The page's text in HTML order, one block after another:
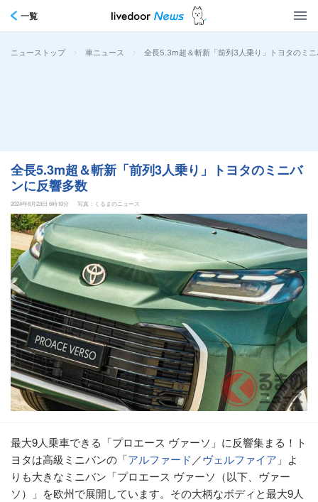
一覧
ニューストップ > 車ニュース > 全長5.3m超＆斬新「前列3人乗り」トヨタのミ
全長5.3m超＆斬新「前列3人乗り」トヨタのミニバ
ンに反響多数
2024年8月23日 6時10分 写真：くるまのニュース
最大9人乗車できる「プロエース ヴァーソ」に反響集まる！ト
ヨタは高級ミニバンの「アルファード／ヴェルファイア 」よ
りも大きなミニバン「プロエース ヴァーソ（以下、ヴァー
ソ）」を欧州で展開しています。その大柄なボディと最大9人